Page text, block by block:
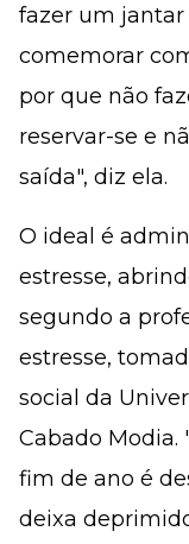
fazer um jantar
comemorar
por que não
reservar-se e
saída", diz ela.
O ideal é
estresse,
segundo a
estresse,
social da
Cabado Modia.
fim de ano é
deixa